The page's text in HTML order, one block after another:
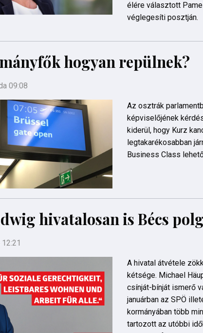
élére választott
véglegesíti posztján.
hogyan repülnek?
09:08
Az osztrák
képviselőjének
kiderül, hogy Kurz
legtakarékosabban
Business Class
hivatalosan is Bécs
A hivatal átvétele
kétsége. Michael
csínját-bínját ismerő
januárban az SPÖ
kormányában több
tartozott az utóbbi